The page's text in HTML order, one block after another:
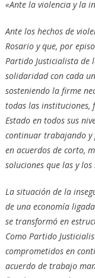
«Ante la violencia y la
Ante los hechos de
Rosario y que, por
Partido Justicialista de
solidaridad con cada
sosteniendo la firme
todas las instituciones,
Estado en todos sus
continuar trabajando y
en acuerdos de corto,
soluciones que las y
La situación de la
de una economía
se transformó en
Como Partido
comprometidos en
acuerdo de trabajo